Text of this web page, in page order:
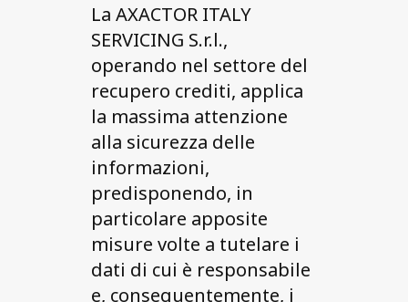
La AXACTOR ITALY
SERVICING S.r.l.,
operando nel settore del
recupero crediti, applica
la massima attenzione
alla sicurezza delle
informazioni,
predisponendo, in
particolare apposite
misure volte a tutelare i
dati di cui è responsabile
e, conseguentemente, i